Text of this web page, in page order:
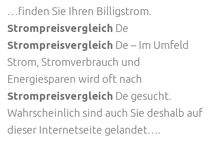
…finden Sie Ihren Billigstrom.
Strompreisvergleich De
Strompreisvergleich De – Im Umfeld
Strom, Stromverbrauch und
Energiesparen wird oft nach
Strompreisvergleich De gesucht.
Wahrscheinlich sind auch Sie deshalb auf
dieser Internetseite gelandet….